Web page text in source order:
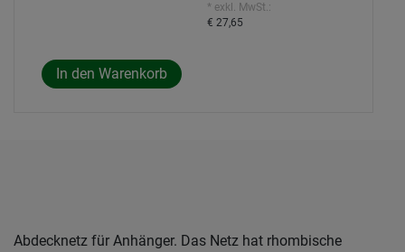
* exkl. MwSt.:
€ 27,65
Abdecknetz für Anhänger. Das Netz hat rhombische